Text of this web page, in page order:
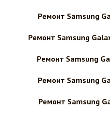
Ремонт Samsung
Ремонт Samsung
Ремонт Samsung
Ремонт Samsung
Ремонт Samsung